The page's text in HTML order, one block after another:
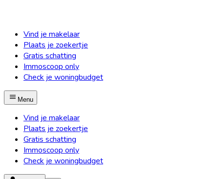
Vind je makelaar
Plaats je zoekertje
Gratis schatting
Immoscoop only
Check je woningbudget
Menu
Vind je makelaar
Plaats je zoekertje
Gratis schatting
Immoscoop only
Check je woningbudget